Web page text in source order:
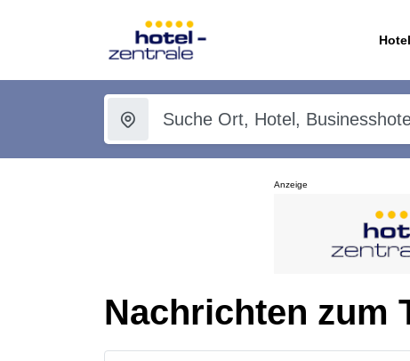
Anzeige
Nachrichten zum